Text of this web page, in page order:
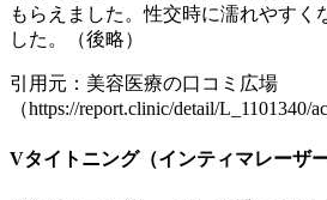
もらえました。性交時に濡れやすく
した。（後略）
引用元：美容医療の口コミ広場
（https://report.clinic/detail/L_1101340/
Vタイトニング（インティマレーザ